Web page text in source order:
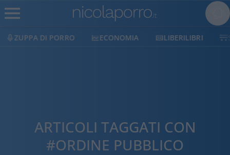
ECONOMIA LIBERILIBRI SHOP SOSTIENICI
ARTICOLI TAGGATI CON
#ORDINE PUBBLICO